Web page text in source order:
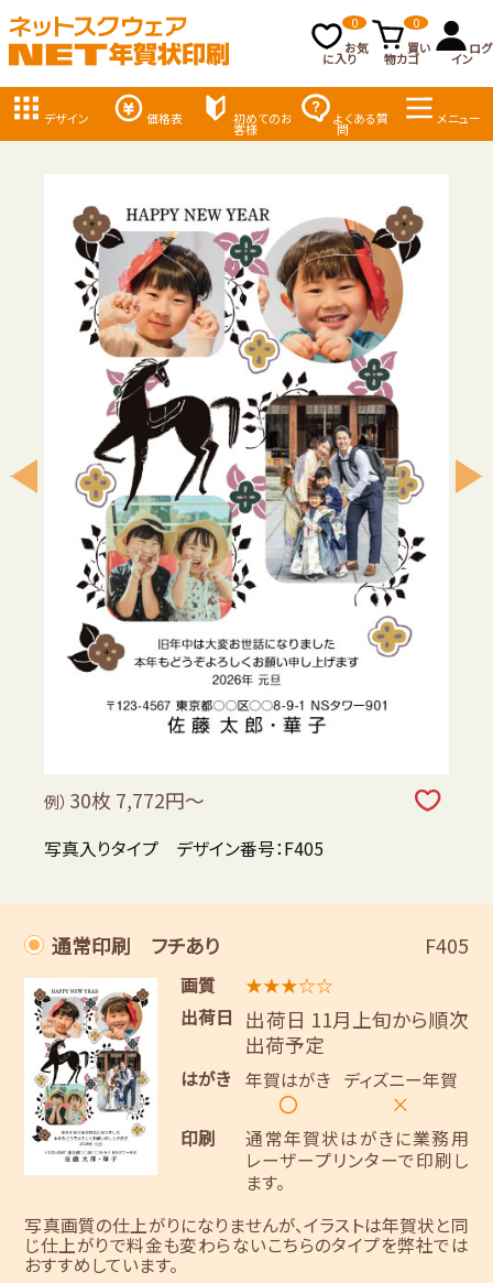
お気
に入り
0
買い
物カゴ
0
ログ
イン
デザイン 価格表 初めてのお
客様
よくある質
問
メニュー
例） 30枚 7,772円～
写真入りタイプ デザイン番号：F405
通常印刷 フチあり F405
画質
★★★☆☆
出荷日
出荷日 11月上旬から順次
出荷予定
はがき 年賀はがき
〇
ディズニー年賀
×
印刷
通常年賀状はがきに業務用
レーザープリンターで印刷し
ます。
写真画質の仕上がりになりませんが、イラストは年賀状と同
じ仕上がりで料金も変わらないこちらのタイプを弊社では
おすすめしています。